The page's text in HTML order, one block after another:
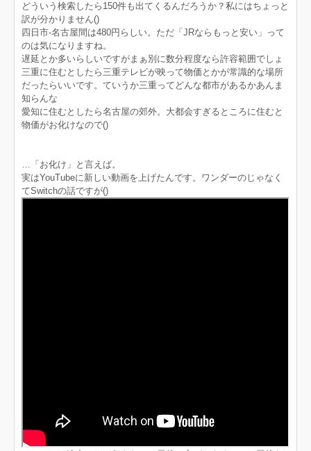
どういう検索したら150件も出てくるんだろうか？私にはちょっと
訳が分かりません()
四日市-名古屋間は480円らしい。ただ「JRならもっと安い」って
のは気になりますね。
遅延とか多いらしいですがまぁ別に数分程度なら許容範囲でしょ
三重に住むとしたら三重テレビが映って物価とかが常識的な場所
だったらいいです。ていうか三重ってどんな都市があるかあんま
知らんな
愛知に住むとしたら名古屋の郊外。大都会すぎるところに住むと
物価がお化けなので()
…「お化け」と言えば。
実はYouTubeに新しい動画を上げたんです。ワンダーのじゃなく
てSwitchの話ですが()